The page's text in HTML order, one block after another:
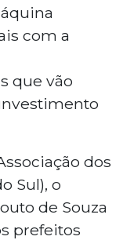
com a
que vão
dos
Sul), o
de Souza
prefeitos